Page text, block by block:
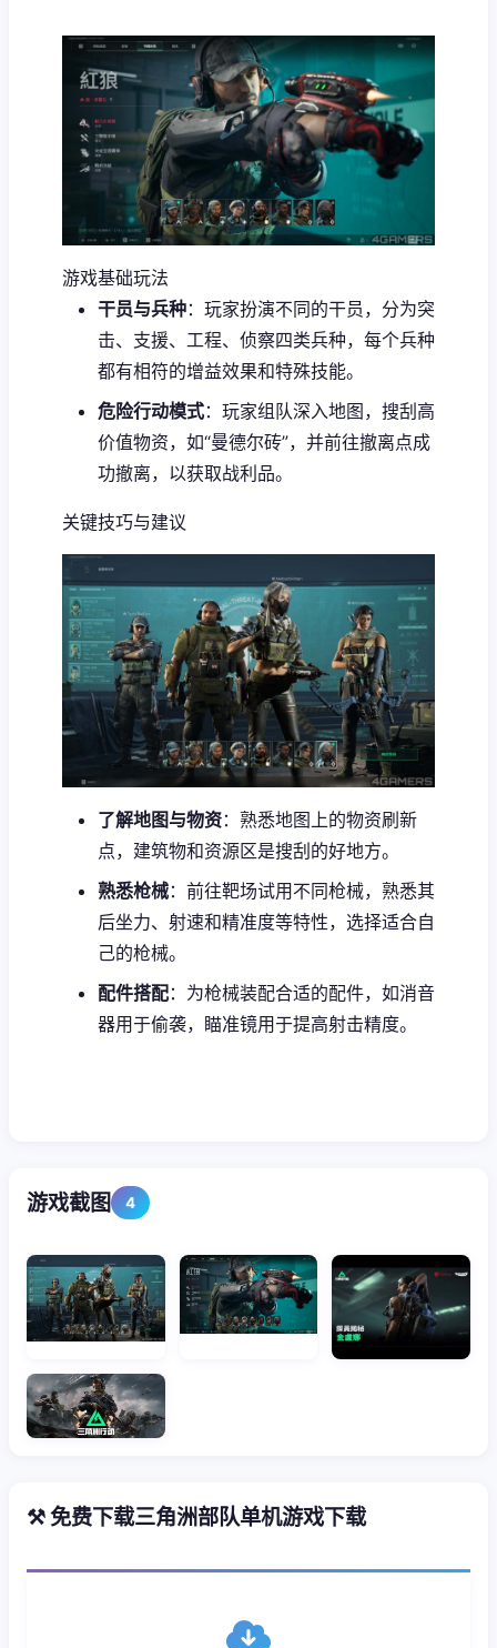
游戏基础玩法
干员与兵种：玩家扮演不同的干员，分为突
击、支援、工程、侦察四类兵种，每个兵种
都有相符的增益效果和特殊技能。
危险行动模式：玩家组队深入地图，搜刮高
价值物资，如“曼德尔砖”，并前往撤离点成
功撤离，以获取战利品。
关键技巧与建议
了解地图与物资：熟悉地图上的物资刷新
点，建筑物和资源区是搜刮的好地方。
熟悉枪械：前往靶场试用不同枪械，熟悉其
后坐力、射速和精准度等特性，选择适合自
己的枪械。
配件搭配：为枪械装配合适的配件，如消音
器用于偷袭，瞄准镜用于提高射击精度。
游戏截图 4
⚒️ 免费下载三角洲部队单机游戏下载